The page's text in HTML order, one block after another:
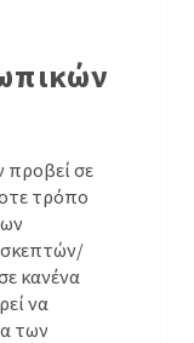
προβεί σε
τρόπο
κανένα
να
των